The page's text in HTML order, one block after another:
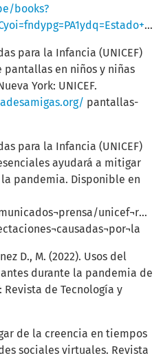
books?
para la Infancia (UNICEF)
pantallas en niños y niñas
York: UNICEF.
pantallas-
para la Infancia (UNICEF)
ayudará a mitigar
pandemia. Disponible en
D., M. (2022). Usos del
durante la pandemia de
Revista de Tecnología y
de la creencia en tiempos
sociales virtuales. Revista